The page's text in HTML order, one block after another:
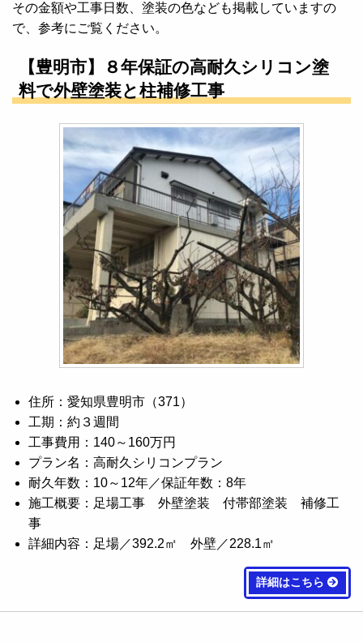
その金額や工事日数、塗装の色なども掲載していますの
で、参考にご覧ください。
【豊明市】８年保証の高耐久シリコン塗
料で外壁塗装と柱補修工事
住所：愛知県豊明市（371）
工期：約３週間
工事費用：140～160万円
プラン名：高耐久シリコンプラン
耐久年数：10～12年／保証年数：8年
施工概要：足場工事 外壁塗装 付帯部塗装 補修工
事
詳細内容：足場／392.2㎡ 外壁／228.1㎡
詳細はこちら